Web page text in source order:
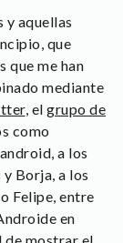
y aquellas
que
que me han
mediante
, el grupo de
como
a los
Borja, a los
Felipe, entre
en